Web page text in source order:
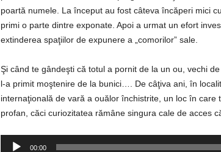
poartă numele. La început au fost câteva încăperi mici
primi o parte dintre exponate. Apoi a urmat un efort
extinderea spaţiilor de expunere a „comorilor” sale.
Şi când te gândeşti că totul a pornit de la un ou, vechi
l-a primit moştenire de la bunici…. De câţiva ani, în
internaţională de vară a ouălor închistrite, un loc în
profan, căci curiozitatea rămâne singura cale de acces
Player
00:00